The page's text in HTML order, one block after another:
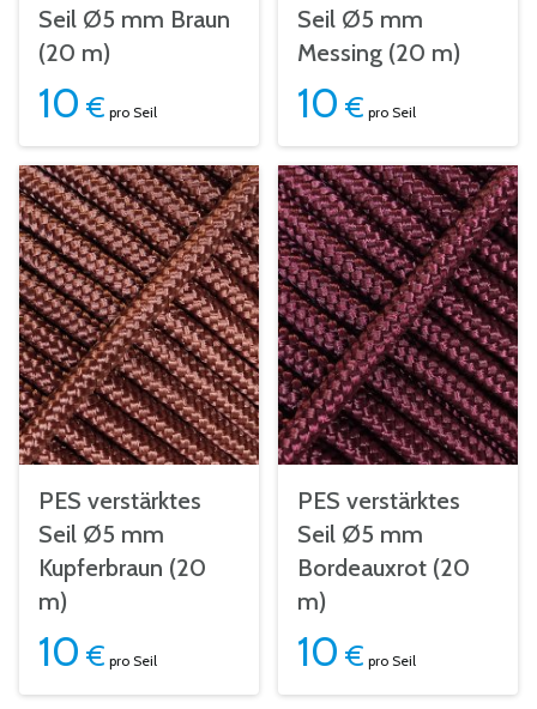
Seil Ø5 mm Braun
(20 m)
10 € pro Seil
Seil Ø5 mm
Messing (20 m)
10 € pro Seil
PES verstärktes
Seil Ø5 mm
Kupferbraun (20
m)
10 € pro Seil
PES verstärktes
Seil Ø5 mm
Bordeauxrot (20
m)
10 € pro Seil